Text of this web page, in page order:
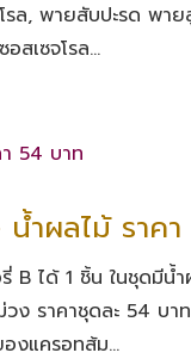
ล, พายสับปะรด พา
สเซจโรล...
ำผลไม้ ราค
ได้ 1 ชิ้น ในชุดมีน้
ราคาชุดละ 54 บา
งแครอทส้ม...